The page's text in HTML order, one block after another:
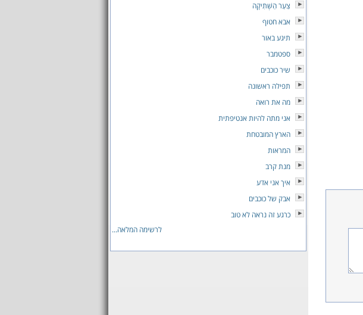
צַעַר הַשְּׁתִיקָה
אבא חטוף
תיגע באור
ספטמבר
שיר כוכבים
תפילה ראשונה
מה את רואה
אני מתה להיות אנטיפתית
הארץ המובטחת
המראות
מנת קרב
איך אני אדע
אבק של כוכבים
כרגע זה נראה לא טוב
לרשימה המלאה...